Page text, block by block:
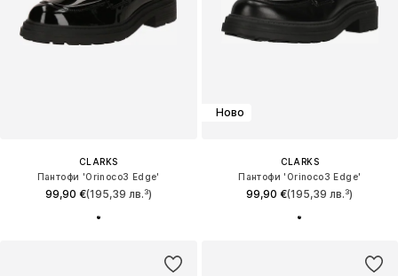
CLARKS
Пантофи 'Orinoco3 Edge'
99,90 €(195,39 лв.³)
Ново
CLARKS
Пантофи 'Orinoco3 Edge'
99,90 €(195,39 лв.³)